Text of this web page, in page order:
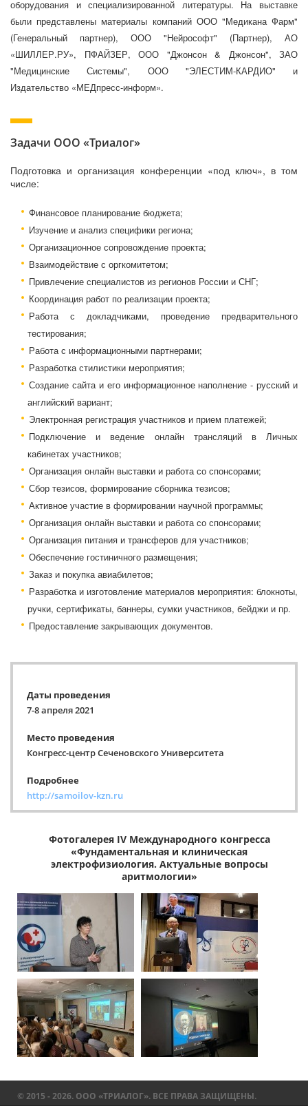
оборудования и специализированной литературы. На выставке
были представлены материалы компаний ООО "Медикана Фарм"
(Генеральный партнер), ООО "Нейрософт" (Партнер), АО
«ШИЛЛЕР.РУ», ПФАЙЗЕР, ООО "Джонсон & Джонсон", ЗАО
"Медицинские Системы", ООО "ЭЛЕСТИМ-КАРДИО" и
Издательство «МЕДпресс-информ».
Задачи ООО «Триалог»
Подготовка и организация конференции «под ключ», в том
числе:
Финансовое планирование бюджета;
Изучение и анализ специфики региона;
Организационное сопровождение проекта;
Взаимодействие с оргкомитетом;
Привлечение специалистов из регионов России и СНГ;
Координация работ по реализации проекта;
Работа с докладчиками, проведение предварительного
тестирования;
Работа с информационными партнерами;
Разработка стилистики мероприятия;
Создание сайта и его информационное наполнение - русский и
английский вариант;
Электронная регистрация участников и прием платежей;
Подключение и ведение онлайн трансляций в Личных
кабинетах участников;
Организация онлайн выставки и работа со спонсорами;
Сбор тезисов, формирование сборника тезисов;
Активное участие в формировании научной программы;
Организация онлайн выставки и работа со спонсорами;
Организация питания и трансферов для участников;
Обеспечение гостиничного размещения;
Заказ и покупка авиабилетов;
Разработка и изготовление материалов мероприятия: блокноты,
ручки, сертификаты, баннеры, сумки участников, бейджи и пр.
Предоставление закрывающих документов.
Даты проведения
7-8 апреля 2021
Место проведения
Конгресс-центр Сеченовского Университета
Подробнее
http://samoilov-kzn.ru
Фотогалерея IV Международного конгресса
«Фундаментальная и клиническая
электрофизиология. Актуальные вопросы
аритмологии»
© 2015 - 2026. ООО «ТРИАЛОГ». ВСЕ ПРАВА ЗАЩИЩЕНЫ.